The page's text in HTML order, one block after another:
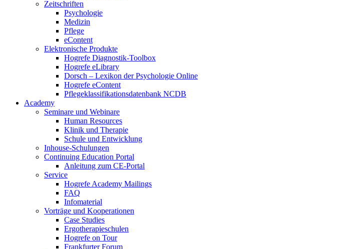
Zeitschriften
Psychologie
Medizin
Pflege
eContent
Elektronische Produkte
Hogrefe Diagnostik-Toolbox
Hogrefe eLibrary
Dorsch – Lexikon der Psychologie Online
Hogrefe eContent
Pflegeklassifikationsdatenbank NCDB
Academy
Seminare und Webinare
Human Resources
Klinik und Therapie
Schule und Entwicklung
Inhouse-Schulungen
Continuing Education Portal
Anleitung zum CE-Portal
Service
Hogrefe Academy Mailings
FAQ
Infomaterial
Vorträge und Kooperationen
Case Studies
Ergotherapieschulen
Hogrefe on Tour
Frankfurter Forum